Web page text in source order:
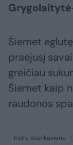
Šiemet
praėjusį
greičiau
Šiemet kaip
raudonos
Indrė Stonkuvienė